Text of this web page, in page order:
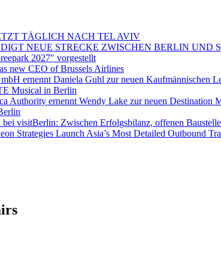
TÄGLICH NACH TEL AVIV
NEUE STRECKE ZWISCHEN BERLIN UND
2027″ vorgestellt
new CEO of Brussels Airlines
ernennt Daniela Guhl zur neuen Kaufmännischen
Musical in Berlin
Authority ernennt Wendy Lake zur neuen Destination
bei visitBerlin: Zwischen Erfolgsbilanz, offenen
Strategies Launch Asia’s Most Detailed Outbound